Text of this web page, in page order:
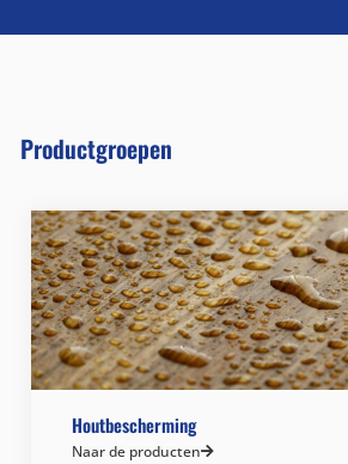
Productgroepen
Houtbescherming
Naar de producten